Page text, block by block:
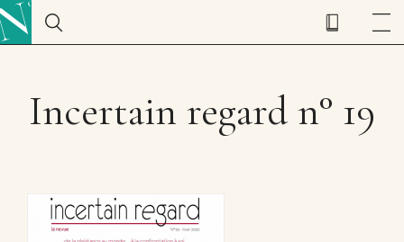
Incertain regard n° 19